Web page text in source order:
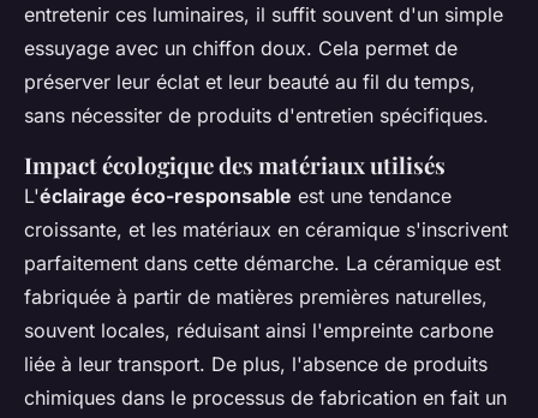
entretenir ces luminaires, il suffit souvent d'un simple
essuyage avec un chiffon doux. Cela permet de
préserver leur éclat et leur beauté au fil du temps,
sans nécessiter de produits d'entretien spécifiques.
Impact écologique des matériaux utilisés
L'éclairage éco-responsable est une tendance
croissante, et les matériaux en céramique s'inscrivent
parfaitement dans cette démarche. La céramique est
fabriquée à partir de matières premières naturelles,
souvent locales, réduisant ainsi l'empreinte carbone
liée à leur transport. De plus, l'absence de produits
chimiques dans le processus de fabrication en fait un